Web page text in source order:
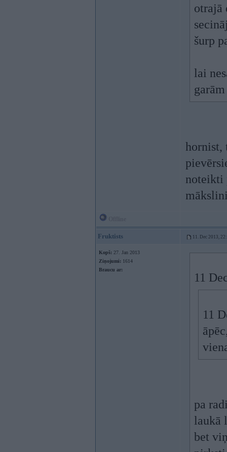
otrajā
šurp
lai
hornist,
noteikti
Fruktists 11. Dec 2013,
Kopš: 27. Jan 2013
Ziņojumi: 1614
Braucu ar:
11
11
pa
laukā
bet